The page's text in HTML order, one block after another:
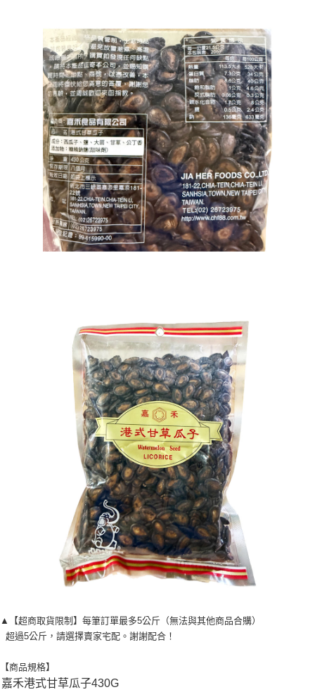
每筆NT$120，滿NT$1,999(含以上)免運費
▲【超商取貨限制】每筆訂單最多5公斤（無法與其他商品合購）
  超過5公斤，請選擇賣家宅配。謝謝配合！
【商品規格】
嘉禾港式甘草瓜子430G